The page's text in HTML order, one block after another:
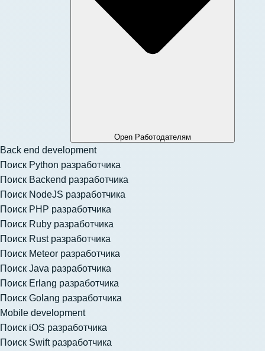
Open Работодателям
Back end development
Поиск Python разработчика
Поиск Backend разработчика
Поиск NodeJS разработчика
Поиск PHP разработчика
Поиск Ruby разработчика
Поиск Rust разработчика
Поиск Meteor разработчика
Поиск Java разработчика
Поиск Erlang разработчика
Поиск Golang разработчика
Mobile development
Поиск iOS разработчика
Поиск Swift разработчика